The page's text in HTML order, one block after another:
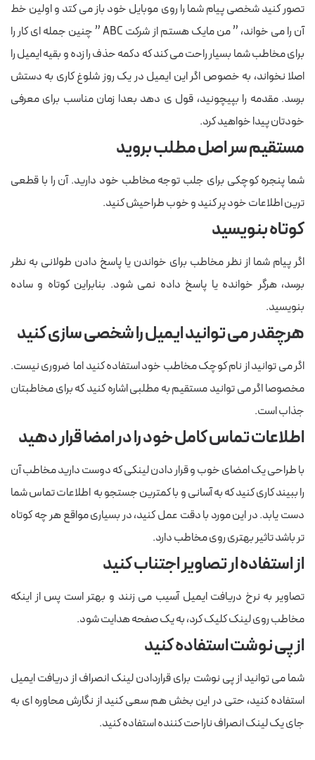
تصور کنید شخصی پیام شما را روی موبایل خود باز می کتد و اولین خط
آن را می خواند، ” من مایک هستم از شرکت ABC ” چنین جمله ای کار را
برای مخاطب شما بسیار راحت می کند که دکمه حذف را زده و بقیه ایمیل را
اصلا نخواند، به خصوص اگر این ایمیل در یک روز شلوغ کاری به دستش
برسد. مقدمه را بپیچونید، قول ی دهد بعدا زمان مناسب برای معرفی
خودتان پیدا خواهید کرد.
مستقیم سر اصل مطلب بروید
شما پنجره کوچکی برای جلب توجه مخاطب خود دارید. آن را با قطعی
ترین اطلاعات خود پر کنید و خوب طراحیش کنید.
کوتاه بنویسید
اگر پیام شما از نظر مخاطب برای خواندن یا پاسخ دادن طولانی به نظر
برسد، هرگر خوانده یا پاسخ داده نمی شود. بنابراین کوتاه و ساده
بنویسید.
هرچقدر می توانید ایمیل را شخصی سازی کنید
اگر می توانید از نام کوچک مخاطب خود استفاده کنید اما ضروری نیست.
مخصوصا اگر می توانید مستقیم به مطلبی اشاره کنید که برای مخاطبتان
جذاب است.
اطلاعات تماس کامل خود را در امضا قرار دهید
با طراحی یک امضای خوب و قرار دادن لینکی که دوست دارید مخاطب آن
را ببیند کاری کنید که به آسانی و با کمترین جستجو به اطلاعات تماس شما
دست یابد. در این مورد با دقت عمل کنید، در بسیاری مواقع هر چه کوتاه
تر باشد تاثیر بهتری روی مخاطب دارد.
از استفاده ار تصاویر اجتناب کنید
تصاویر به نرخ دریافت ایمیل آسیب می زنند و بهتر است پس از اینکه
مخاطب روی لینک کلیک کرد، به یک صفحه هدایت شود.
از پی نوشت استفاده کنید
شما می توانید از پی نوشت برای قراردادن لینک انصراف از دریافت ایمیل
استفاده کنید، حتی در این بخش هم سعی کنید از نگارش محاوره ای به
جای یک لینک انصراف ناراحت کننده استفاده کنید.